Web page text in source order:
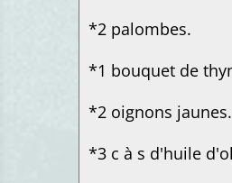
*2 palombes.
*1 bouquet de
*2 oignons jaunes.
*3 c à s d'huile